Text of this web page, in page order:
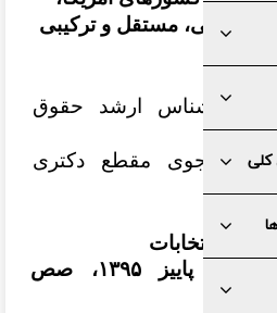
دولتی، مستقل و ترکیبی
کارشناس ارشد حقوق
دانشجوی مقطع دکتری
انتخابات
سال پنجم، شماره هفتم، پاییز ۱۳۹۵، صص